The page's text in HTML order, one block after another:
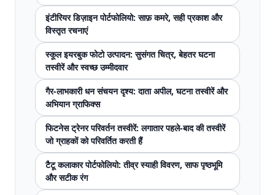
इंटीरियर डिज़ाइन पोर्टफोलियो: साफ़ कमरे, सही प्रकाश और
विस्तृत रचनाएं
स्कूल इयरबुक फोटो उत्पादन: सुसंगत चित्र, बेहतर घटना
तस्वीरें और स्वच्छ उम्मीदवार
गैर-लाभकारी धन संचयन दृश्य: दाता अपील, घटना तस्वीरें और
अभियान ग्राफिक्स
फिटनेस ट्रेनर परिवर्तन तस्वीरें: लगातार पहले-बाद की तस्वीरें
जो ग्राहकों को परिवर्तित करती हैं
टैटू कलाकार पोर्टफोलियो: तीव्र स्याही विवरण, साफ पृष्ठभूमि
और सटीक रंग